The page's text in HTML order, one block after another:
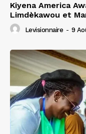
Kiyena America
Limdèkawou et
Levisionnaire - 9